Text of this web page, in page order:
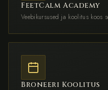
FeetCalm Academy
Veebikursused ja koolitus koos
Broneeri Koolitus